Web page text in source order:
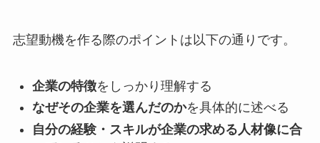
志望動機を作る際のポイントは以下の通りです。
企業の特徴をしっかり理解する
なぜその企業を選んだのかを具体的に述べる
自分の経験・スキルが企業の求める人材像に合